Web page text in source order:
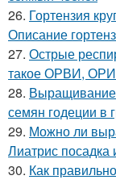
26. Гортензия
Описание
27. Острые
такое ОРВИ,
28. Выращивание
семян годеции в
29. Можно ли
Лиатрис посадка
30. Как